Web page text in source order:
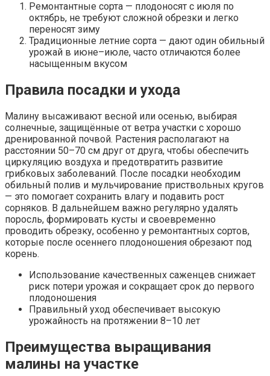
Ремонтантные сорта — плодоносят с июля по
октябрь, не требуют сложной обрезки и легко
переносят зиму
Традиционные летние сорта — дают один обильный
урожай в июне–июле, часто отличаются более
насыщенным вкусом
Правила посадки и ухода
Малину высаживают весной или осенью, выбирая
солнечные, защищённые от ветра участки с хорошо
дренированной почвой. Растения располагают на
расстоянии 50–70 см друг от друга, чтобы обеспечить
циркуляцию воздуха и предотвратить развитие
грибковых заболеваний. После посадки необходим
обильный полив и мульчирование приствольных кругов
— это помогает сохранить влагу и подавить рост
сорняков. В дальнейшем важно регулярно удалять
поросль, формировать кусты и своевременно
проводить обрезку, особенно у ремонтантных сортов,
которые после осеннего плодоношения обрезают под
корень.
Использование качественных саженцев снижает
риск потери урожая и сокращает срок до первого
плодоношения
Правильный уход обеспечивает высокую
урожайность на протяжении 8–10 лет
Преимущества выращивания
малины на участке